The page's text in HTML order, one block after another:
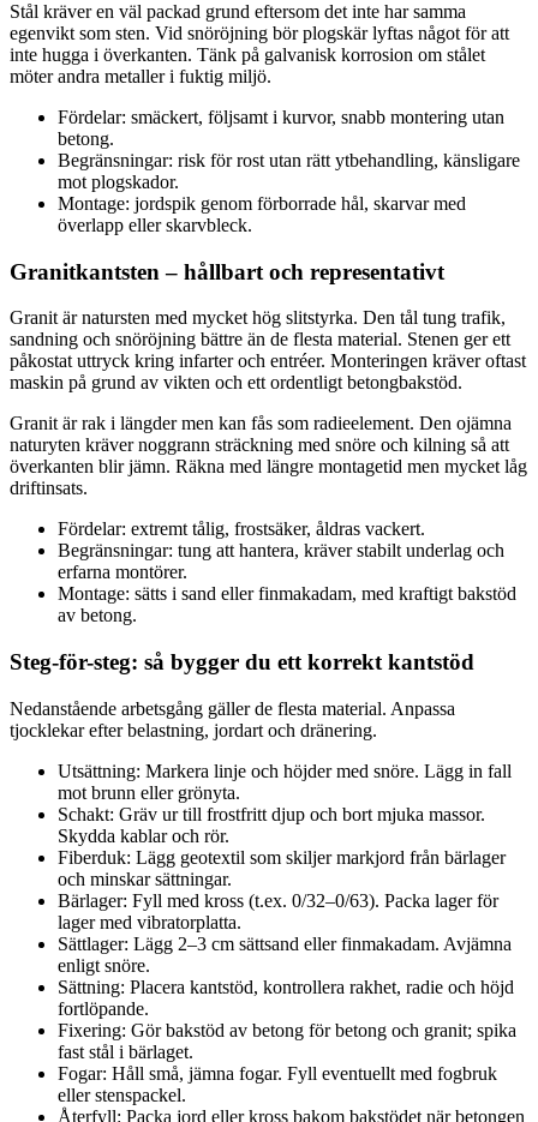
Stål kräver en väl packad grund eftersom det inte har samma
egenvikt som sten. Vid snöröjning bör plogskär lyftas något för att
inte hugga i överkanten. Tänk på galvanisk korrosion om stålet
möter andra metaller i fuktig miljö.
Fördelar: smäckert, följsamt i kurvor, snabb montering utan
betong.
Begränsningar: risk för rost utan rätt ytbehandling, känsligare
mot plogskador.
Montage: jordspik genom förborrade hål, skarvar med
överlapp eller skarvbleck.
Granitkantsten – hållbart och representativt
Granit är natursten med mycket hög slitstyrka. Den tål tung trafik,
sandning och snöröjning bättre än de flesta material. Stenen ger ett
påkostat uttryck kring infarter och entréer. Monteringen kräver oftast
maskin på grund av vikten och ett ordentligt betongbakstöd.
Granit är rak i längder men kan fås som radieelement. Den ojämna
naturyten kräver noggrann sträckning med snöre och kilning så att
överkanten blir jämn. Räkna med längre montagetid men mycket låg
driftinsats.
Fördelar: extremt tålig, frostsäker, åldras vackert.
Begränsningar: tung att hantera, kräver stabilt underlag och
erfarna montörer.
Montage: sätts i sand eller finmakadam, med kraftigt bakstöd
av betong.
Steg-för-steg: så bygger du ett korrekt kantstöd
Nedanstående arbetsgång gäller de flesta material. Anpassa
tjocklekar efter belastning, jordart och dränering.
Utsättning: Markera linje och höjder med snöre. Lägg in fall
mot brunn eller grönyta.
Schakt: Gräv ur till frostfritt djup och bort mjuka massor.
Skydda kablar och rör.
Fiberduk: Lägg geotextil som skiljer markjord från bärlager
och minskar sättningar.
Bärlager: Fyll med kross (t.ex. 0/32–0/63). Packa lager för
lager med vibratorplatta.
Sättlager: Lägg 2–3 cm sättsand eller finmakadam. Avjämna
enligt snöre.
Sättning: Placera kantstöd, kontrollera rakhet, radie och höjd
fortlöpande.
Fixering: Gör bakstöd av betong för betong och granit; spika
fast stål i bärlaget.
Fogar: Håll små, jämna fogar. Fyll eventuellt med fogbruk
eller stenspackel.
Återfyll: Packa jord eller kross bakom bakstödet när betongen